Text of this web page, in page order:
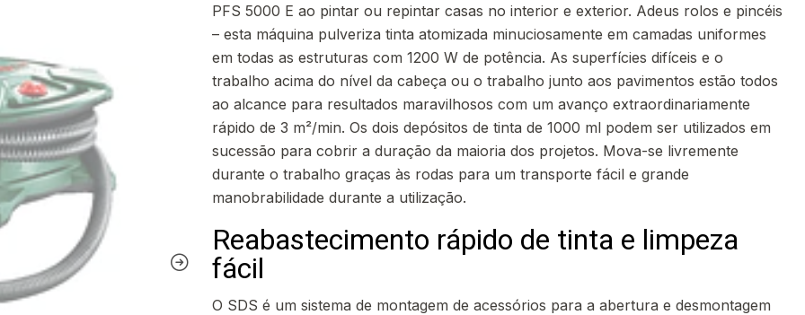
PFS 5000 E ao pintar ou repintar casas no interior e exterior. Adeus rolos e pincéis
– esta máquina pulveriza tinta atomizada minuciosamente em camadas uniformes
em todas as estruturas com 1200 W de potência. As superfícies difíceis e o
trabalho acima do nível da cabeça ou o trabalho junto aos pavimentos estão todos
ao alcance para resultados maravilhosos com um avanço extraordinariamente
rápido de 3 m²/min. Os dois depósitos de tinta de 1000 ml podem ser utilizados em
sucessão para cobrir a duração da maioria dos projetos. Mova-se livremente
durante o trabalho graças às rodas para um transporte fácil e grande
manobrabilidade durante a utilização.
Reabastecimento rápido de tinta e limpeza
fácil
O SDS é um sistema de montagem de acessórios para a abertura e desmontagem